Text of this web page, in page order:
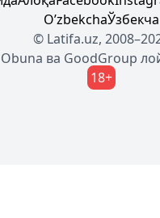
OʼzbekchaЎзбекча
© Latifa.uz,
Obuna ва GoodGroup
18+